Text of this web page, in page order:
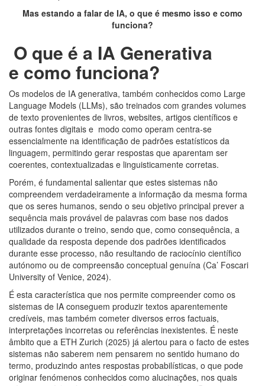
Mas estando a falar de IA, o que é mesmo isso e como
funciona?
O que é a IA Generativa
e como funciona?
Os modelos de IA generativa, também conhecidos como Large
Language Models (LLMs), são treinados com grandes volumes
de texto provenientes de livros, websites, artigos científicos e
outras fontes digitais e modo como operam centra-se
essencialmente na identificação de padrões estatísticos da
linguagem, permitindo gerar respostas que aparentam ser
coerentes, contextualizadas e linguisticamente corretas.
Porém, é fundamental salientar que estes sistemas não
compreendem verdadeiramente a informação da mesma forma
que os seres humanos, sendo o seu objetivo principal prever a
sequência mais provável de palavras com base nos dados
utilizados durante o treino, sendo que, como consequência, a
qualidade da resposta depende dos padrões identificados
durante esse processo, não resultando de raciocínio científico
autónomo ou de compreensão conceptual genuína (Ca’ Foscari
University of Venice, 2024).
É esta característica que nos permite compreender como os
sistemas de IA conseguem produzir textos aparentemente
credíveis, mas também cometer diversos erros factuais,
interpretações incorretas ou referências inexistentes. É neste
âmbito que a ETH Zurich (2025) já alertou para o facto de estes
sistemas não saberem nem pensarem no sentido humano do
termo, produzindo antes respostas probabilísticas, o que pode
originar fenómenos conhecidos como alucinações, nos quais